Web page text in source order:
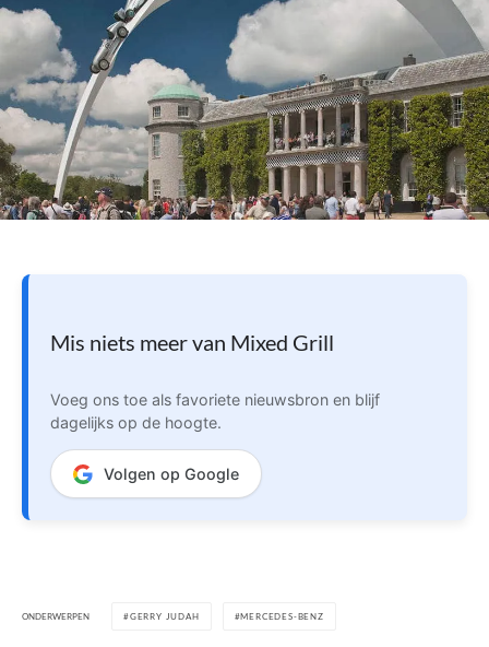
Mis niets meer van Mixed Grill
Voeg ons toe als favoriete nieuwsbron en blijf
dagelijks op de hoogte.
Volgen op Google
ONDERWERPEN GERRY JUDAH MERCEDES-BENZ